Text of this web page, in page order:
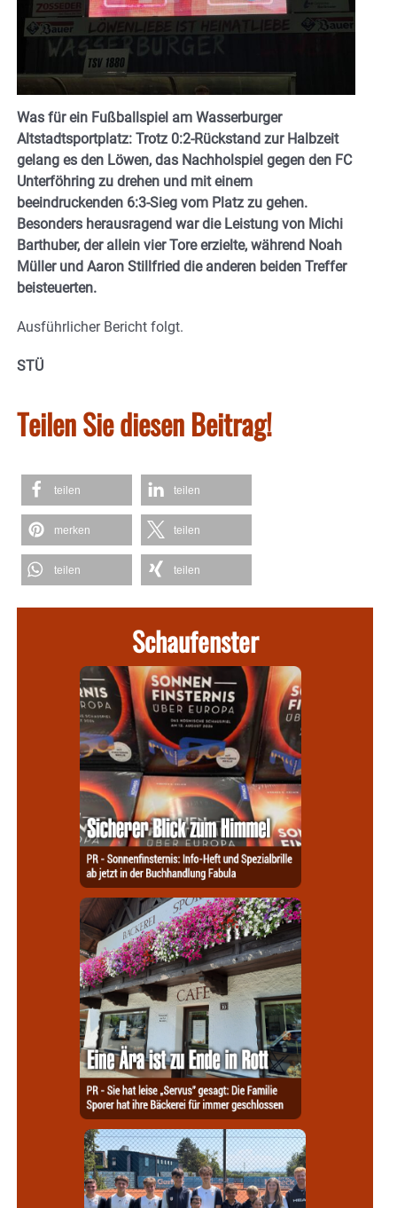
Was für ein Fußballspiel am Wasserburger
Altstadtsportplatz: Trotz 0:2-Rückstand zur Halbzeit
gelang es den Löwen, das Nachholspiel gegen den FC
Unterföhring zu drehen und mit einem
beeindruckenden 6:3-Sieg vom Platz zu gehen.
Besonders herausragend war die Leistung von Michi
Barthuber, der allein vier Tore erzielte, während Noah
Müller und Aaron Stillfried die anderen beiden Treffer
beisteuerten.
Ausführlicher Bericht folgt.
STÜ
Teilen Sie diesen Beitrag!
teilen teilen
merken teilen
teilen teilen
Schaufenster